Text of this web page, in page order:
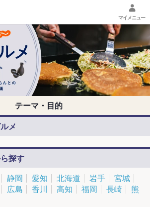
マイメニュー
テーマ・目的
メ
探す
静岡 愛知 北海道 岩手
宮城
広島 香川 高知 福岡 長崎
熊